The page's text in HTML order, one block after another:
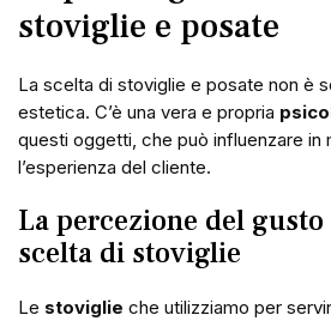
stoviglie e posate
La scelta di stoviglie e posate non è
estetica. C’è una vera e propria
questi oggetti, che può influenzare in
l’esperienza del cliente.
La percezione del
scelta di stoviglie
Le stoviglie che utilizziamo per